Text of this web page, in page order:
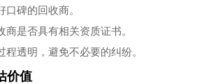
口碑的回收商。
商是否具有相关资质证书。
程透明，避免不必要的纠纷。
价值